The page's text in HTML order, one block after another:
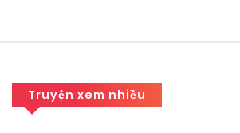
Truyện xem nhiều